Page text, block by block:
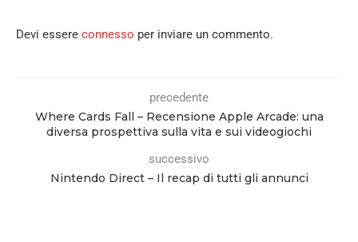
Devi essere connesso per inviare un commento.
precedente
Where Cards Fall – Recensione Apple Arcade: una
diversa prospettiva sulla vita e sui videogiochi
successivo
Nintendo Direct – Il recap di tutti gli annunci